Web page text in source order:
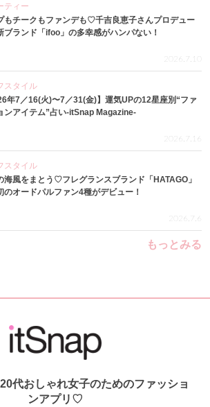
ティー
もチークもファンデも♡千吉良恵子さんプロデュー
ブランド「ifoo」の多幸感がハンパない！
2026.7.10
スタイル
年7／16(火)〜7／31(金)】運気UPの12星座別“ファ
ンアイテム”占い-itSnap Magazine-
2026.7.16
スタイル
海風をまとう♡フレグランスブランド「HATAGO」
のオードパルファン4種がデビュー！
2026.7.6
もっとみる
代おしゃれ女子のためのファッショ
ンアプリ♡